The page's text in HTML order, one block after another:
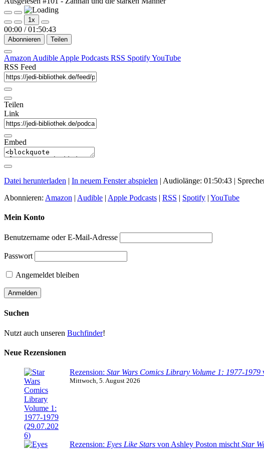
Play
Episode
Pause
Episode
1x
00:00 / 01:50:43
Abonnieren Teilen
Amazon Audible Apple Podcasts RSS SpotifyYouTube
RSS Feed
Teilen
Link
Embed
Datei herunterladen | In neuem Fenster abspielen | Audiolänge: 01:50:43 |
Abonnieren: Amazon | Audible | Apple Podcasts | RSS | Spotify | YouTube
Mein Konto
Benutzername oder E-Mail-Adresse
Passwort
Angemeldet bleiben
Suchen
Nutzt auch unseren Buchfinder!
Neue Rezensionen
Rezension: Star Wars Comics Library Volume 1: 1977-1979
Mittwoch, 5. August 2026
Rezension: Eyes Like Stars von Ashley Poston mischt Star